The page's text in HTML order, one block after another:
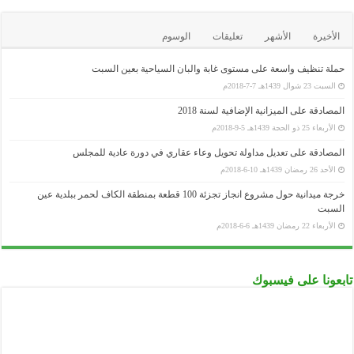
الأخيرة الأشهر تعليقات الوسوم
حملة تنظيف واسعة على مستوى غابة والبان السياحية بعين السبت
السبت 23 شوال 1439هـ 7-7-2018م
المصادقة على الميزانية الإضافية لسنة 2018
الأربعاء 25 ذو الحجة 1439هـ 5-9-2018م
المصادقة على تعديل مداولة تحويل وعاء عقاري في دورة عادية للمجلس
الأحد 26 رمضان 1439هـ 10-6-2018م
خرجة ميدانية حول مشروع انجاز تجزئة 100 قطعة بمنطقة الكاف لحمر ببلدية عين
السبت
الأربعاء 22 رمضان 1439هـ 6-6-2018م
تابعونا على فيسبوك